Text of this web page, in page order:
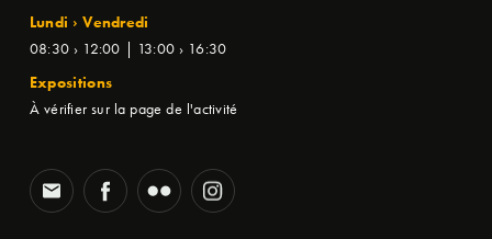
Lundi › Vendredi
08:30 › 12:00 | 13:00 › 16:30
Expositions
À vérifier sur la page de l'activité